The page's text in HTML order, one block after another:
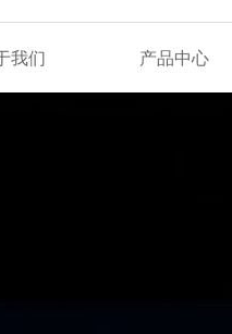
我们 产品中心